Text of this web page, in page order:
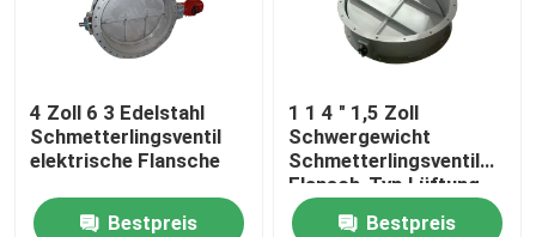
4 Zoll 6 3 Edelstahl
Schmetterlingsventil
elektrische Flansche
Bestpreis
1 1 4 " 1,5 Zoll
Schwergewicht
Schmetterlingsventil
Flansch-Typ Lüftung
Bestpreis